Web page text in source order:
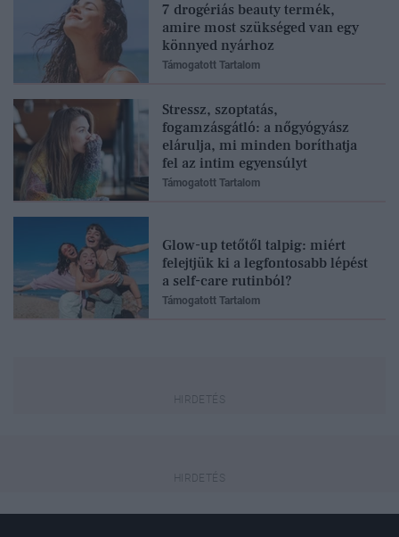
7 drogériás beauty termék,
amire most szükséged van egy
könnyed nyárhoz
Támogatott Tartalom
Stressz, szoptatás,
fogamzásgátló: a nőgyógyász
elárulja, mi minden boríthatja
fel az intim egyensúlyt
Támogatott Tartalom
Glow-up tetőtől talpig: miért
felejtjük ki a legfontosabb lépést
a self-care rutinból?
Támogatott Tartalom